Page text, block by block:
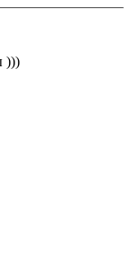
)))